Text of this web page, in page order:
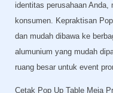
identitas perusahaan
konsumen. Kepraktisan
dan mudah dibawa ke
alumunium yang mudah
ruang besar untuk event
Cetak Pop Up Table Meja